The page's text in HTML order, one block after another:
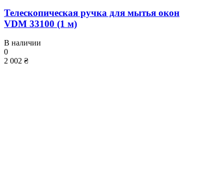
Телескопическая ручка для мытья окон
VDM 33100 (1 м)
В наличии
0
2 002 ₴